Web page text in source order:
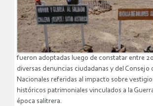
fueron adoptadas luego de constatar entre
diversas denuncias ciudadanas y del
Nacionales referidas al impacto sobre
históricos patrimoniales vinculados a la
época salitrera.